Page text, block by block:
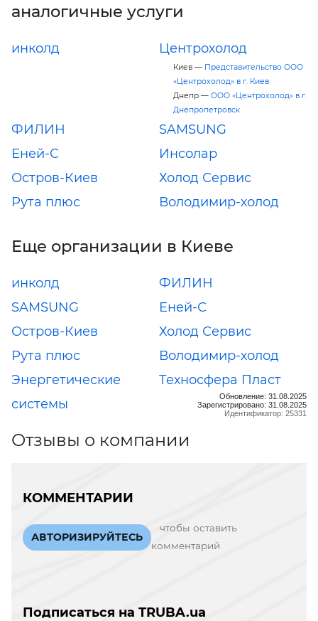
аналогичные услуги
инколд Центрохолод
Киев — Представительство ООО
«Центрохолод» в г. Киев
Днепр — ООО «Центрохолод» в г.
Днепропетровск
ФИЛИН
SAMSUNG
Еней-С
Инсолар
Остров-Киев
Холод Сервис
Рута плюс
Володимир-холод
Еще организации в Киеве
инколд
ФИЛИН
SAMSUNG
Еней-С
Остров-Киев
Холод Сервис
Рута плюс
Володимир-холод
Энергетические
системы
Техносфера Пласт
Обновление: 31.08.2025
Зарегистрировано: 31.08.2025
Идентификатор: 25331
Отзывы о компании
КОММЕНТАРИИ
АВТОРИЗИРУЙТЕСЬ
чтобы оставить
комментарий
Подписаться на TRUBA.ua